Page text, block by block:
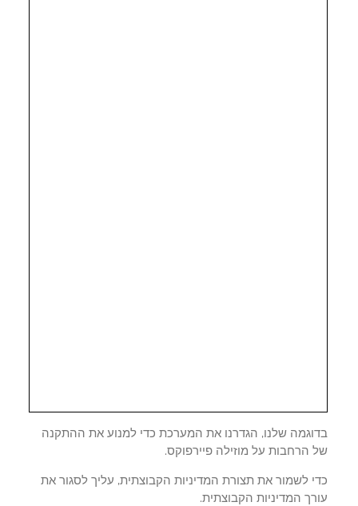
שלנו, הגדרנו את המערכת כדי למנוע את ההתקנה
הרחבות על מוזילה פיירפוקס.
לשמור את תצורת המדיניות הקבוצתית, עליך לסגור את
המדיניות הקבוצתית.